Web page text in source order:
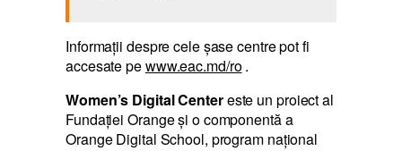
Informații despre cele șase centre pot fi
accesate pewww.eac.md/ro.
Women’s Digital Centereste un proiect al
Fundației Orange și o componentă a
Orange Digital School, program naţional